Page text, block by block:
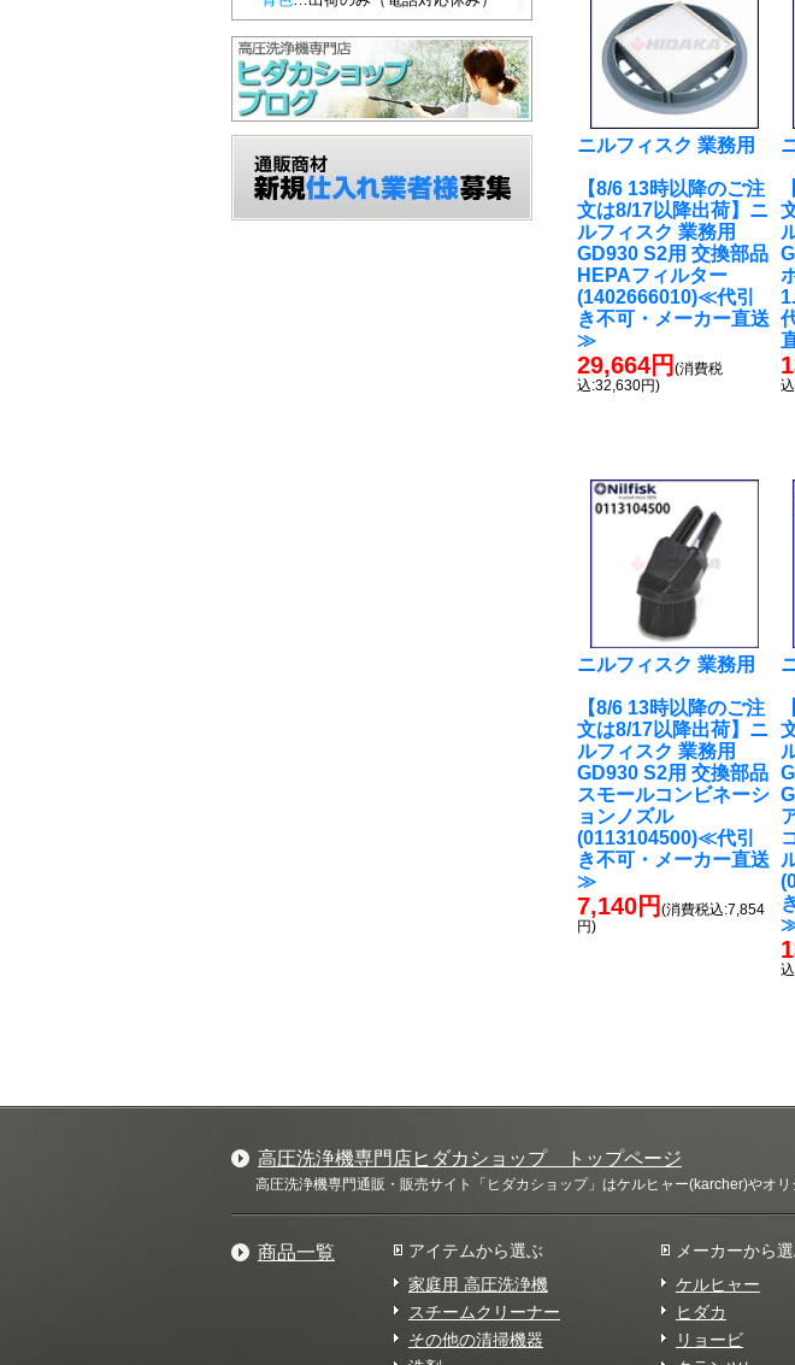
ニルフィスク 業務用
【8/6 13時以降のご注
文は8/17以降出荷】ニ
ルフィスク 業務用
GD930 S2用 交換部品
HEPAフィルター
(1402666010)≪代引
き不可・メーカー直送
≫
29,664円(消費税
込:32,630円)
ニルフィスク 業務用
【8/6 13時以降のご注
文は8/17以降出荷】ニ
ルフィスク 業務用
GD930 S2用 交換部品
スモールコンビネーシ
ョンノズル
(0113104500)≪代引
き不可・メーカー直送
≫
7,140円(消費税込:7,854
円)
高圧洗浄機専門店ヒダカショップ トップページ
高圧洗浄機専門通販・販売サイト「ヒダカショップ」はケルヒャー(karcher)やオ
商品一覧
アイテムから選ぶ
家庭用 高圧洗浄機
スチームクリーナー
その他の清掃機器
メーカーから
ケルヒャー
ヒダカ
リョービ